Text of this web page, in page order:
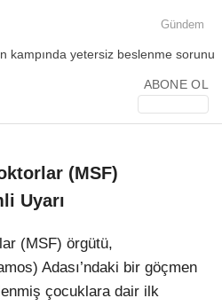
Facebook
Gündem
ABONE OL
(MSF)
Uyarı
(MSF) örgütü,
Adası’ndaki bir göçmen
çocuklara dair ilk